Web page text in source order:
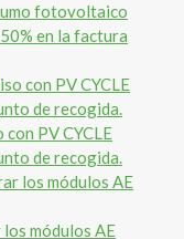
fotovoltaico
en la factura
PV CYCLE
de recogida.
módulos AE